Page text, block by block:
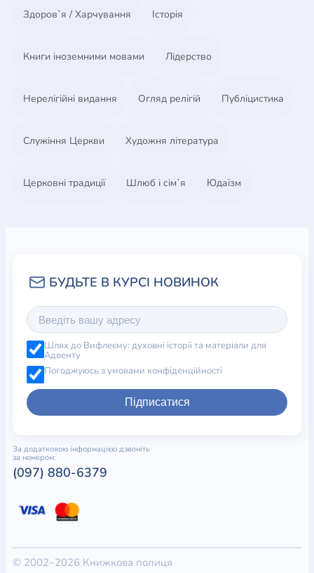
Здоров`я / Харчування Історія
Книги іноземними мовами Лідерство
Нерелігійні видання Огляд релігій Публіцистика
Служіння Церкви Художня література
Церковні традиції Шлюб і сім`я Юдаїзм
Шлях до Вифлеєму: духовні історії та матеріали для
Адвенту
Погоджуюсь з умовами конфіденційності
Підписатися
За додатковою інформацією дзвоніть
за номером:
(097) 880-6379
© 2002–2026 Книжкова полиця